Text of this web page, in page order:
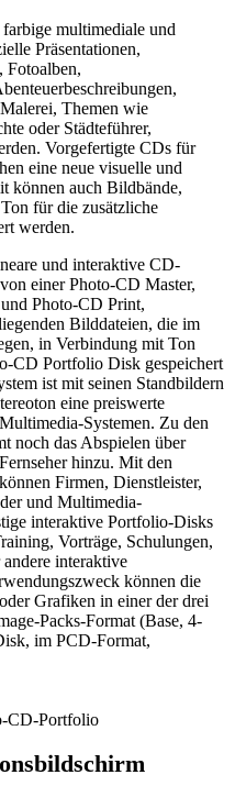
multimediale und
Präsentationen,
Fotoalben,
Themen wie
oder Städteführer,
Vorgefertigte CDs für
eine neue visuelle und
können auch Bildbände,
für die zusätzliche
werden.
und interaktive CD-
einer Photo-CD Master,
Photo-CD Print,
Bilddateien, die im
in Verbindung mit Ton
CD Portfolio Disk gespeichert
ist mit seinen Standbildern
eine preiswerte
Systemen. Zu den
noch das Abspielen über
hinzu. Mit den
Firmen, Dienstleister,
und Multimedia-
interaktive Portfolio-Disks
Vorträge, Schulungen,
interaktive
können die
Grafiken in einer der drei
Packs-Format (Base, 4-
im PCD-Format,
CD-Portfolio